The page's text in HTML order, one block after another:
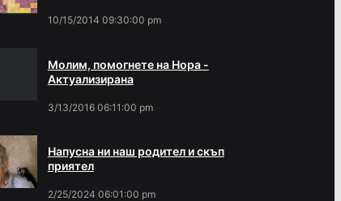
10/15/2014 09:30:00 pm
Молим, помогнете на Нора -
Актуализирана
3/13/2016 06:11:00 pm
Напусна ни наш родител и скъп
приятел
2/25/2024 06:01:00 pm